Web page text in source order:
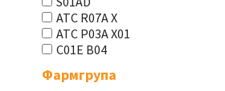
АТС R07A X
АТС Р03А Х01
С01Е В04
Фармгрупа